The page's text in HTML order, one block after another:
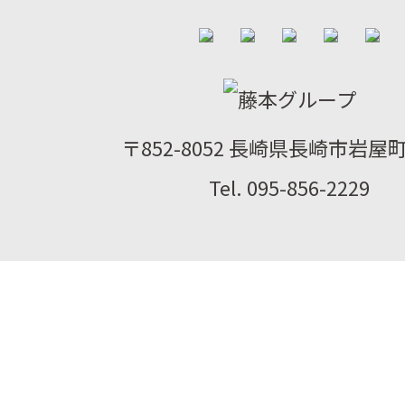
〒852-8052 長崎県長崎市岩屋
Tel. 095-856-2229